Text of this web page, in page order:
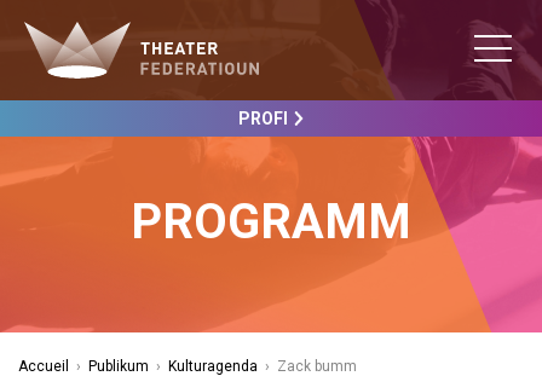
PROFI
PROGRAMM
Accueil › Publikum › Kulturagenda › Zack bumm